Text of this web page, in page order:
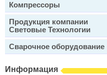
Компрессоры
Продукция компании
Световые Технологии
Сварочное оборудование
Информация